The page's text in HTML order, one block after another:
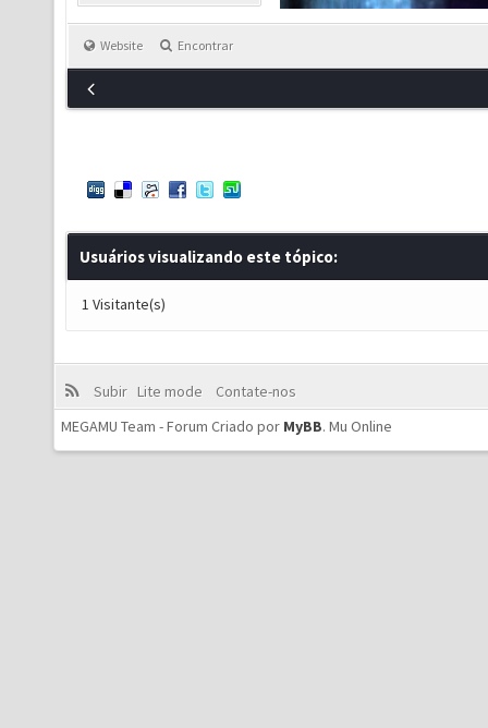
Website Encontrar
Usuários visualizando este tópico:
1 Visitante(s)
Subir Lite mode
Contate-nos
MEGAMU Team - Forum Criado por MyBB. Mu Online